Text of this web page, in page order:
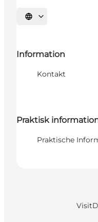
Sprache auswählen
Information
Kontakt
Praktisk
Praktische